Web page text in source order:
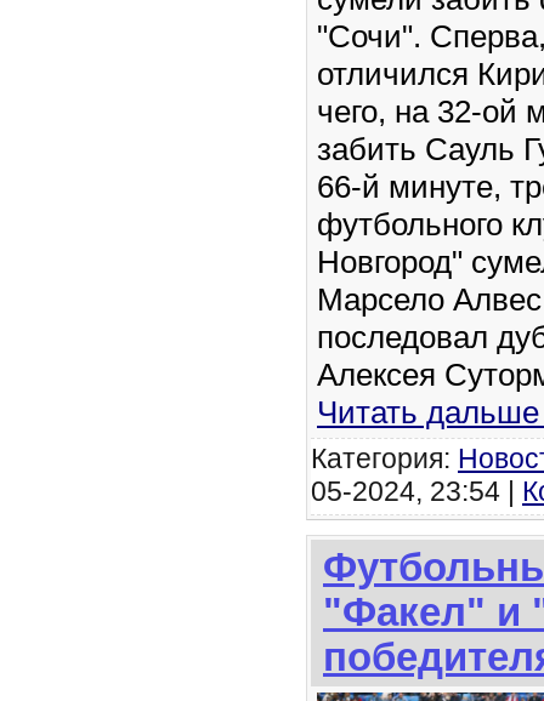
"Сочи".
отличился
чего, на 32-ой
забить Сауль
66-й минуте,
футбольного
Новгород"
Марсело
последовал
Алексея
Читать
Категория:
05-2024, 23:54 |
"Факел" и